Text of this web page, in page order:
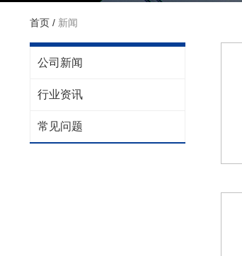
首页 / 新闻
公司新闻
行业资讯
常见问题